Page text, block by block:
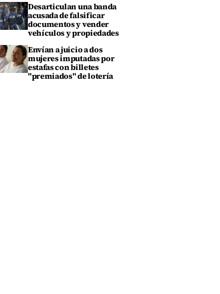
Desarticulan una banda
acusada de falsificar
documentos y vender
vehículos y propiedades
Envían a juicio a dos
mujeres imputadas por
estafas con billetes
"premiados" de lotería